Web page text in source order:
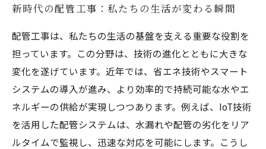
新時代の配管工事：私たちの生活が変わる瞬間
配管工事は、私たちの生活の基盤を支える重要な役割を
担っています。この分野は、技術の進化とともに大きな
変化を遂げています。近年では、省エネ技術やスマート
システムの導入が進み、より効率的で持続可能な水やエ
ネルギーの供給が実現しつつあります。例えば、IoT技術
を活用した配管システムは、水漏れや配管の劣化をリア
ルタイムで監視し、迅速な対応を可能にします。こうし